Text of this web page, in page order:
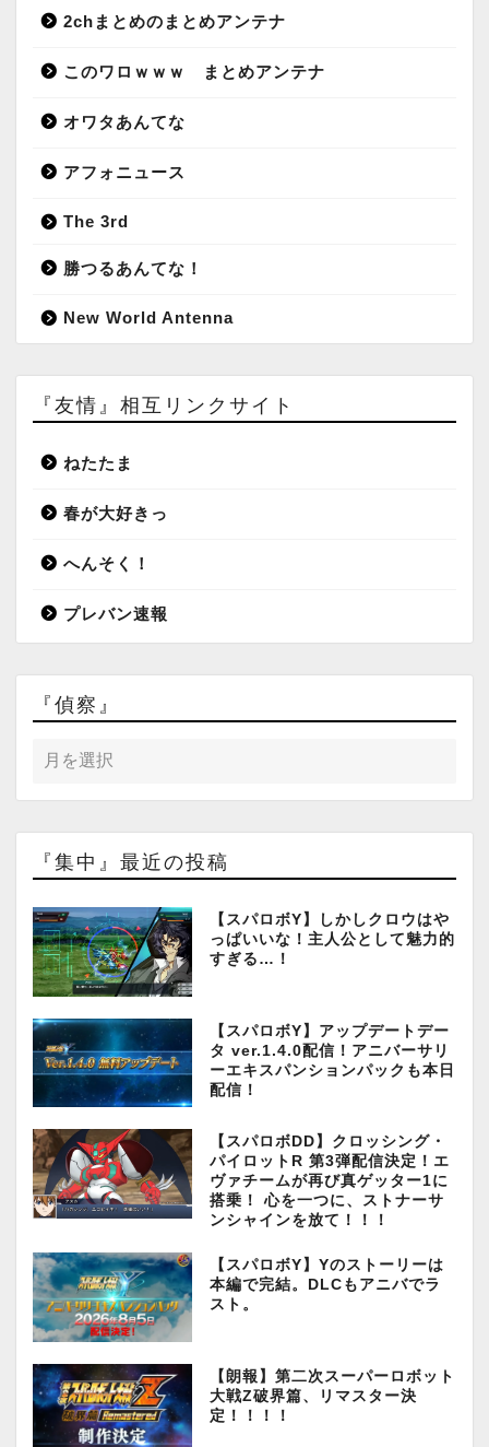
2chまとめのまとめアンテナ
このワロｗｗｗ まとめアンテナ
オワタあんてな
アフォニュース
The 3rd
勝つるあんてな！
New World Antenna
『友情』相互リンクサイト
ねたたま
春が大好きっ
へんそく！
プレバン速報
『偵察』
『集中』最近の投稿
【スパロボY】しかしクロウはや
っぱいいな！主人公として魅力的
すぎる…！
【スパロボY】アップデートデー
タ ver.1.4.0配信！アニバーサリ
ーエキスパンションパックも本日
配信！
【スパロボDD】クロッシング・
パイロットR 第3弾配信決定！エ
ヴァチームが再び真ゲッター1に
搭乗！ 心を一つに、ストナーサ
ンシャインを放て！！！
【スパロボY】Yのストーリーは
本編で完結。DLCもアニバでラ
スト。
【朗報】第二次スーパーロボット
大戦Z破界篇、リマスター決
定！！！！